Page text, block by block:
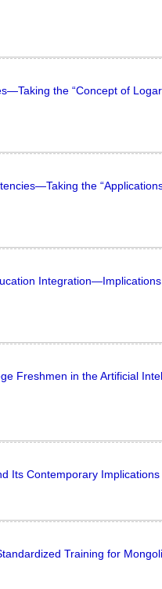
the “Concept of
the
Freshmen in the Artificial
Its Contemporary Implications
Training for